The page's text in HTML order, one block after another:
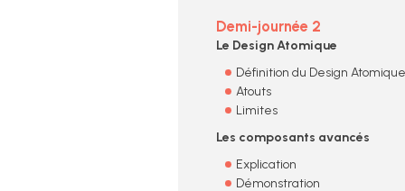
Demi-journée 2
Le Design Atomique
Définition du Design Atomique
Atouts
Limites
Les composants avancés
Explication
Démonstration